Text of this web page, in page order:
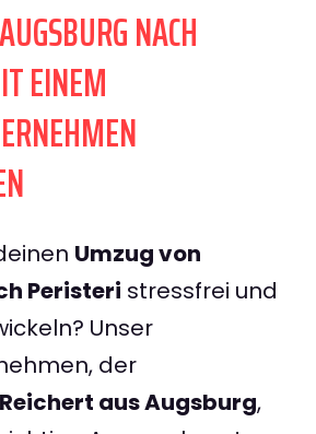
NACH
EINEM
Umzug von
Peristeri stressfrei und
Unser
der
aus Augsburg,